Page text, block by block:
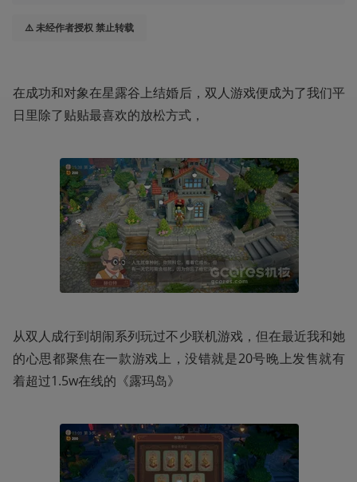
⚠️ 未经作者授权 禁止转载
在成功和对象在星露谷上结婚后，双人游戏便成为了我们平
日里除了贴贴最喜欢的放松方式，
从双人成行到胡闹系列玩过不少联机游戏，但在最近我和她
的心思都聚焦在一款游戏上，没错就是20号晚上发售就有
着超过1.5w在线的《露玛岛》